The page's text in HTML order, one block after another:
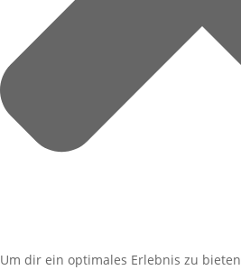
Um dir ein optimales Erlebnis zu